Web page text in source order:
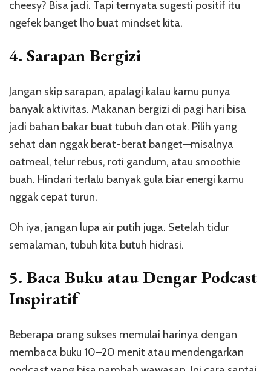
cheesy? Bisa jadi. Tapi ternyata sugesti positif itu
ngefek banget lho buat mindset kita.
4. Sarapan Bergizi
Jangan skip sarapan, apalagi kalau kamu punya
banyak aktivitas. Makanan bergizi di pagi hari bisa
jadi bahan bakar buat tubuh dan otak. Pilih yang
sehat dan nggak berat-berat banget—misalnya
oatmeal, telur rebus, roti gandum, atau smoothie
buah. Hindari terlalu banyak gula biar energi kamu
nggak cepat turun.
Oh iya, jangan lupa air putih juga. Setelah tidur
semalaman, tubuh kita butuh hidrasi.
5. Baca Buku atau Dengar Podcast
Inspiratif
Beberapa orang sukses memulai harinya dengan
membaca buku 10–20 menit atau mendengarkan